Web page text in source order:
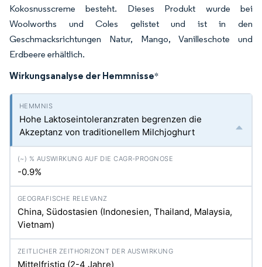
Kokosnusscreme besteht. Dieses Produkt wurde bei
Woolworths und Coles gelistet und ist in den
Geschmacksrichtungen Natur, Mango, Vanilleschote und
Erdbeere erhältlich.
Wirkungsanalyse der Hemmnisse*
Hohe Laktoseintoleranzraten begrenzen die
Akzeptanz von traditionellem Milchjoghurt
-0.9%
China, Südostasien (Indonesien, Thailand, Malaysia,
Vietnam)
Mittelfristig (2-4 Jahre)